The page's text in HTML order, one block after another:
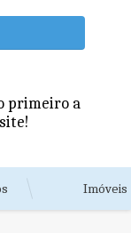
primeiro a
Imóveis